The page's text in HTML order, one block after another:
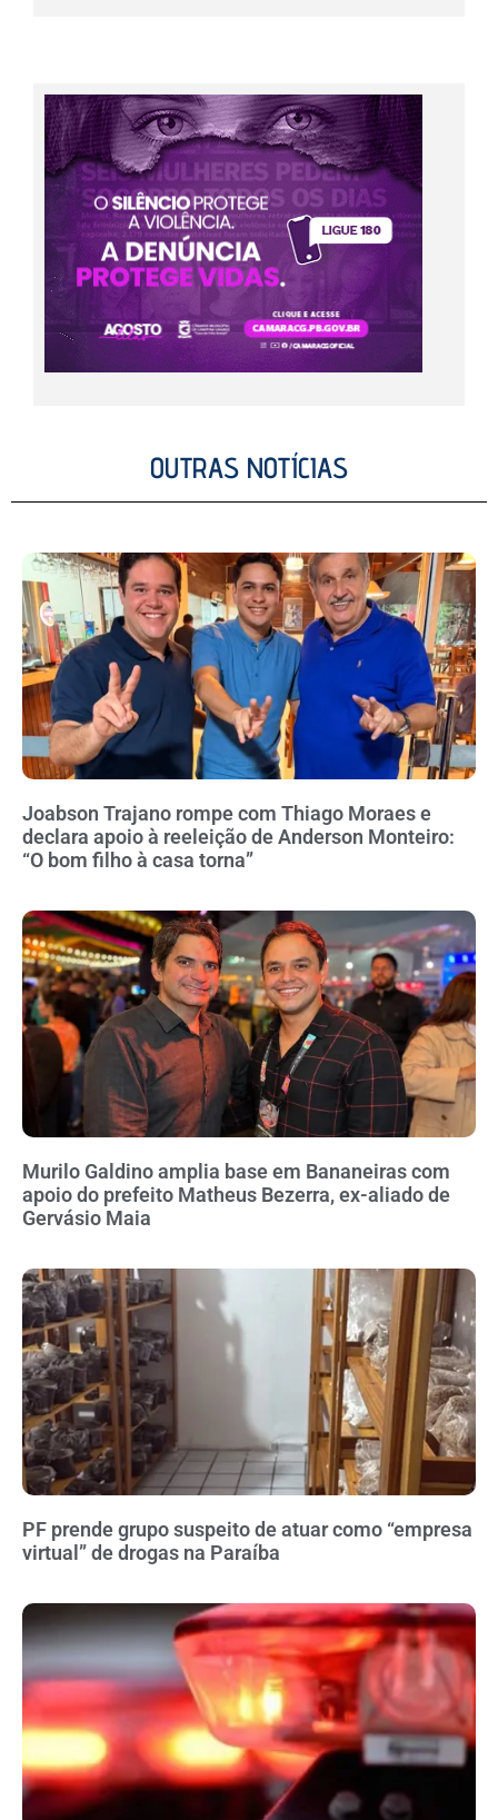
OUTRAS NOTÍCIAS
Joabson Trajano rompe com Thiago Moraes e
declara apoio à reeleição de Anderson Monteiro:
“O bom filho à casa torna”
Murilo Galdino amplia base em Bananeiras com
apoio do prefeito Matheus Bezerra, ex-aliado de
Gervásio Maia
PF prende grupo suspeito de atuar como “empresa
virtual” de drogas na Paraíba